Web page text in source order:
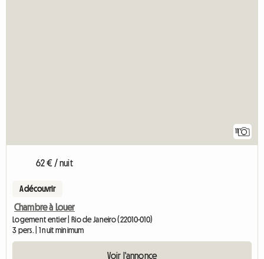
11
62 € / nuit
A découvrir
Chambre à Louer
Logement entier | Rio de Janeiro (22010-010)
3 pers. | 1 nuit minimum
Voir l'annonce